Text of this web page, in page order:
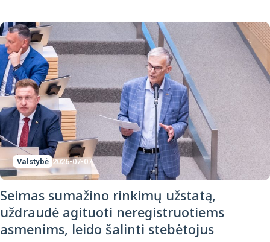
Valstybė 2026-07-07
Seimas sumažino rinkimų užstatą,
uždraudė agituoti neregistruotiems
asmenims, leido šalinti stebėtojus